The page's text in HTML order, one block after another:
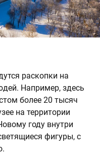
раскопки на
Например, здесь
более 20 тысяч
на территории
году внутри
фигуры, с